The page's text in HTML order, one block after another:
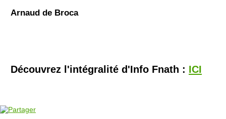
Arnaud de Broca
Découvrez l'intégralité d'Info Fnath : ICI